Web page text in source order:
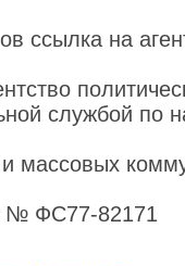
ссылка на
службой по
массовых
№ ФС77-82171